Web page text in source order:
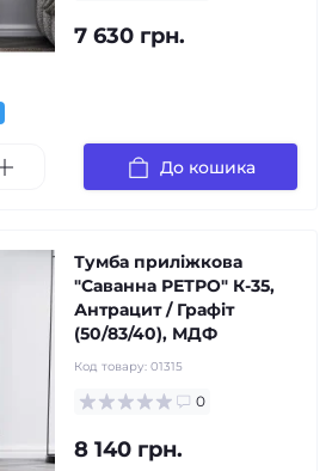
7 630 грн.
До кошика
Тумба приліжкова
"Саванна РЕТРО" К-35,
Антрацит / Графіт
(50/83/40), МДФ
Код товару: 01315
0
8 140 грн.